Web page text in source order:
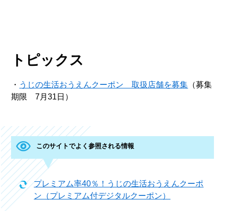
トピックス
・ うじの生活おうえんクーポン 取扱店舗を募集 （募集
期限 7月31日）
このサイトでよく参照される情報
プレミアム率40％！うじの生活おうえんクーポ
ン（プレミアム付デジタルクーポン）